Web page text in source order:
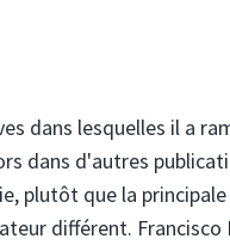
dans lesquelles il a
dans d'autres
plutôt que la
différent. Francisco